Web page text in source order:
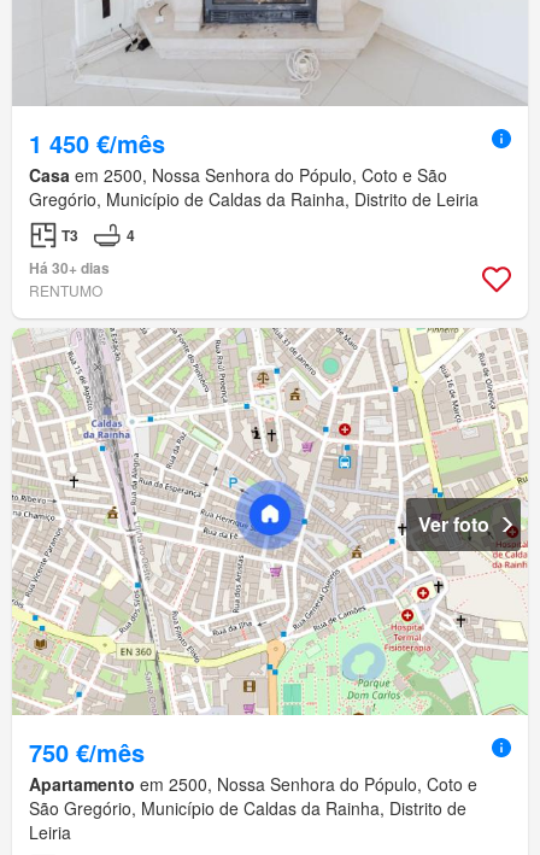
1 450 €/mês
Casa em 2500, Nossa Senhora do Pópulo, Coto e São
Gregório, Município de Caldas da Rainha, Distrito de Leiria
T3
4
Há 30+ dias
RENTUMO
Ver foto
750 €/mês
Apartamento em 2500, Nossa Senhora do Pópulo, Coto e
São Gregório, Município de Caldas da Rainha, Distrito de
Leiria